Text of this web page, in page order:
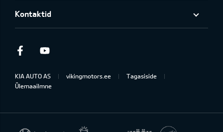
Kontaktid
Facebook
KIA AUTO AS vikingmotors.ee
Tagasiside
Ülemaailmne